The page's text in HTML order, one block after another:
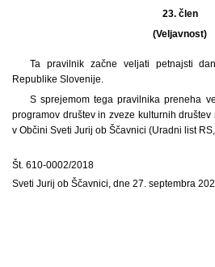
23. člen
(Veljavnost)
Ta pravilnik začne veljati petnajsti
Republike Slovenije.
S sprejemom tega pravilnika preneha
programov društev in zveze kulturnih
v Občini Sveti Jurij ob Ščavnici (Uradni list
Št. 610-0002/2018
Sveti Jurij ob Ščavnici, dne 27. septembra